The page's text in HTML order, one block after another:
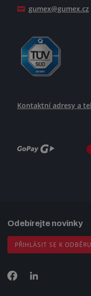
gumex@gumex.cz
Kontaktní adresy a
Odebírejte novinky
PŘIHLÁSIT SE K